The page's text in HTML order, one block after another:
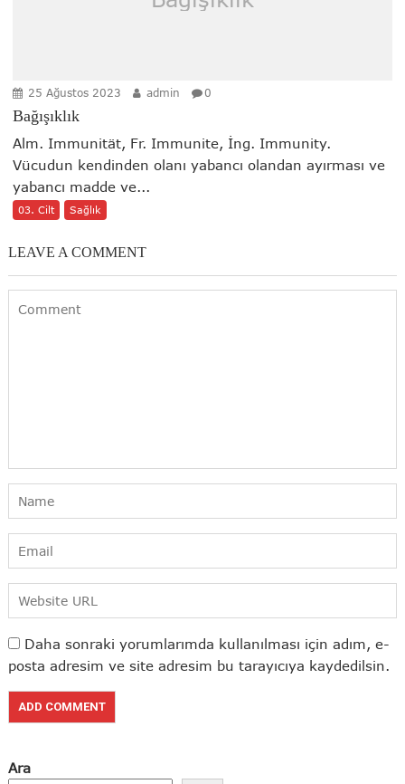
25 Ağustos 2023 admin 0
Bağışıklık
Alm. Immunität, Fr. Immunite, İng. Immunity.
Vücudun kendinden olanı yabancı olandan ayırması ve
yabancı madde ve...
03. Cilt Sağlık
LEAVE A COMMENT
Daha sonraki yorumlarımda kullanılması için adım, e-
posta adresim ve site adresim bu tarayıcıya kaydedilsin.
Ara